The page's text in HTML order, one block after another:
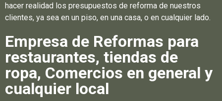
hacer realidad los presupuestos de reforma de nuestros
clientes, ya sea en un piso, en una casa, o en cualquier lado.
Empresa de Reformas para
restaurantes, tiendas de
ropa, Comercios en general y
cualquier local